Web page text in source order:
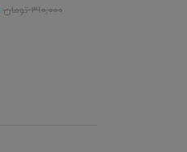
۳۱۰,۰۰۰ تومان